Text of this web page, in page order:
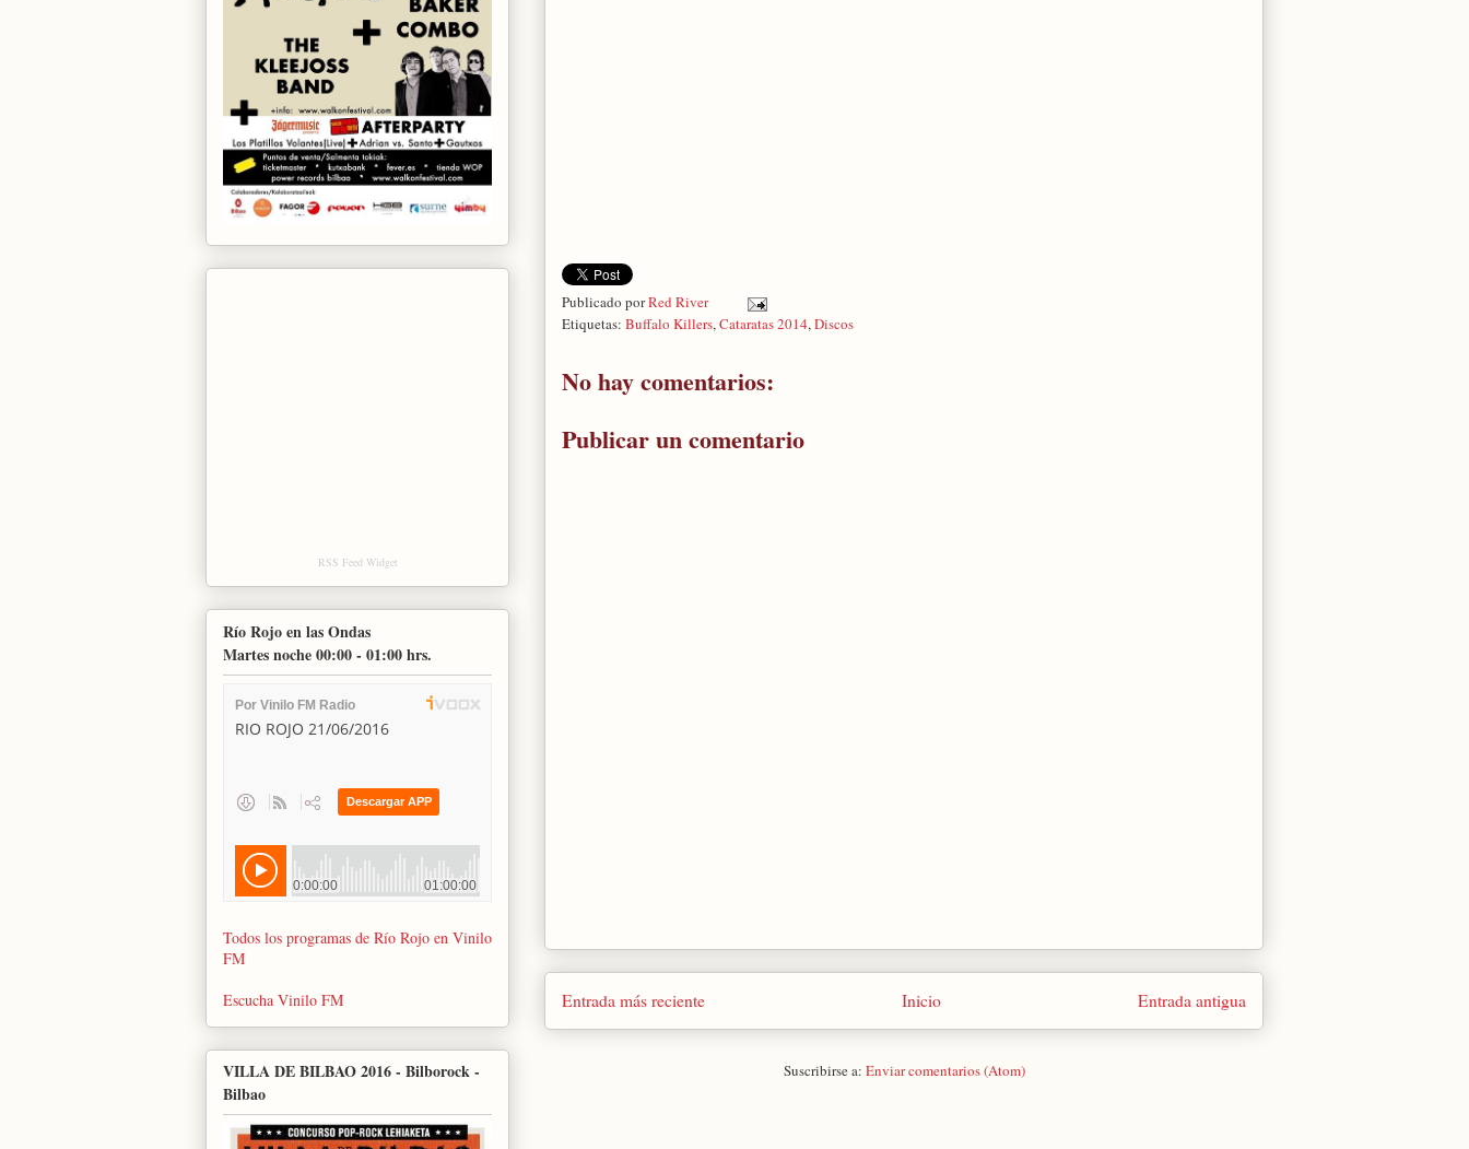
Publicado porRed River
Etiquetas: Buffalo Killers,Cataratas 2014,Discos
No hay comentarios:
Publicar un comentario
Entrada más reciente Entrada antigua
Inicio
Suscribirse a: Enviar comentarios (Atom)
RSS Feed Widget
Río Rojo en las Ondas
Martes noche 00:00 - 01:00 hrs.
Todos los programas de Río Rojo en Vinilo
FM
Escucha Vinilo FM
VILLA DE BILBAO 2016 - Bilborock -
Bilbao